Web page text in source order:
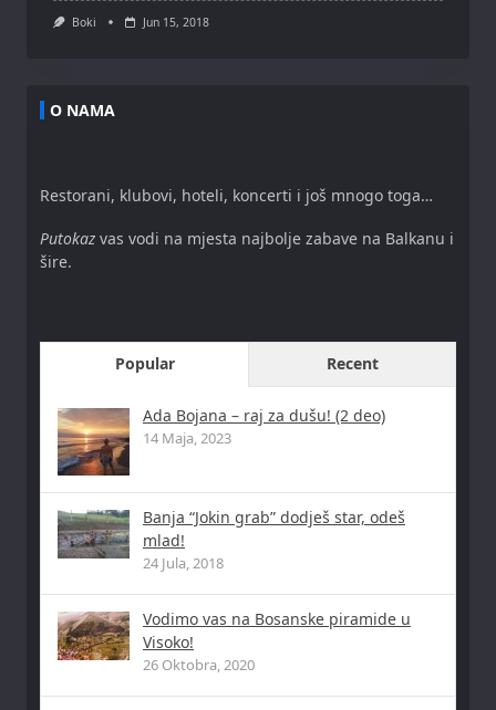
Boki Jun 15, 2018
O NAMA
Restorani, klubovi, hoteli, koncerti i još mnogo toga…
Putokaz vas vodi na mjesta najbolje zabave na Balkanu i
šire.
Popular Recent
Ada Bojana – raj za dušu! (2 deo)
14 Maja, 2023
Banja “Jokin grab” dodješ star, odeš
mlad!
24 Jula, 2018
Vodimo vas na Bosanske piramide u
Visoko!
26 Oktobra, 2020